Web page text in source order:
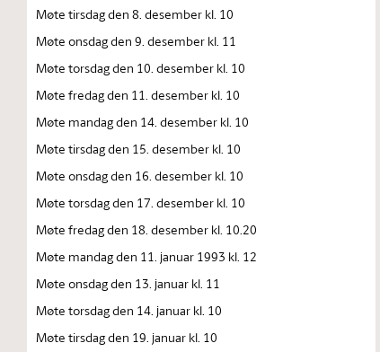
Møte tirsdag den 8. desember kl. 10
Møte onsdag den 9. desember kl. 11
Møte torsdag den 10. desember kl. 10
Møte fredag den 11. desember kl. 10
Møte mandag den 14. desember kl. 10
Møte tirsdag den 15. desember kl. 10
Møte onsdag den 16. desember kl. 10
Møte torsdag den 17. desember kl. 10
Møte fredag den 18. desember kl. 10.20
Møte mandag den 11. januar 1993 kl. 12
Møte onsdag den 13. januar kl. 11
Møte torsdag den 14. januar kl. 10
Møte tirsdag den 19. januar kl. 10